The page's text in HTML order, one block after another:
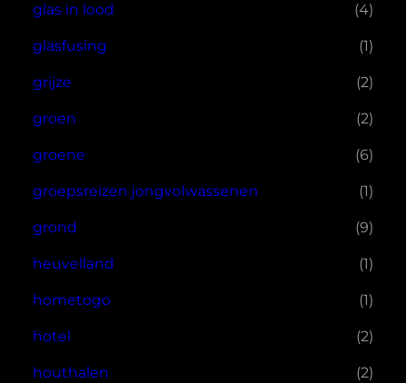
glas in lood (4)
glasfusing (1)
grijze (2)
groen (2)
groene (6)
groepsreizen jongvolwassenen (1)
grond (9)
heuvelland (1)
hometogo (1)
hotel (2)
houthalen (2)